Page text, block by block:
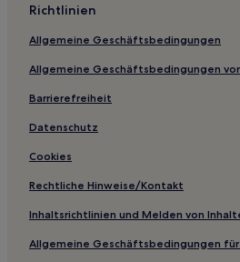
Innenstadt von Bozeman: Hotels
Hotels nahe Southgate Mall
Amsterdam Hotels
Four Range Hotels
Hotels nahe Kathedrale St. Helena
Hotels nahe Copper King Mansion
Goldcreek Hotels
Hamilton Hotels
Hotels nahe Montana State Capitol
Richtlinien
Allgemeine Geschäftsbedingungen
Allgemeine Geschäftsbedingungen
Barrierefreiheit
Datenschutz
Cookies
Rechtliche Hinweise/Kontakt
Inhaltsrichtlinien und Melden von
Allgemeine Geschäftsbedingungen für